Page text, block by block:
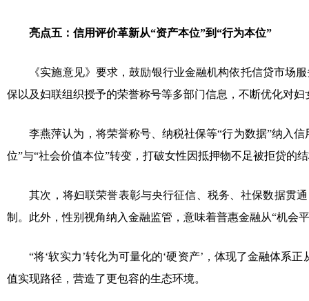
亮点五：信用评价革新从“资产本位”到“行为本位”
《实施意见》要求，鼓励银行业金融机构依托信贷市场
保以及妇联组织授予的荣誉称号等多部门信息，不断优化对
李燕萍认为，将荣誉称号、纳税社保等“行为数据”纳入
位”与“社会价值本位”转变，打破女性因抵押物不足被拒贷的
其次，将妇联荣誉表彰与央行征信、税务、社保数据贯
制。此外，性别视角纳入金融监管，意味着普惠金融从“机会
“将‘软实力’转化为可量化的‘硬资产’，体现了金融体系
值实现路径，营造了更包容的生态环境。